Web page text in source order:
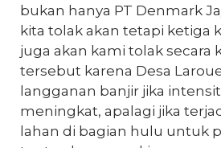
bukan hanya PT Denmark
kita tolak akan tetapi ketiga
juga akan kami tolak secara
tersebut karena Desa
langganan banjir jika
meningkat, apalagi jika
lahan di bagian hulu untuk